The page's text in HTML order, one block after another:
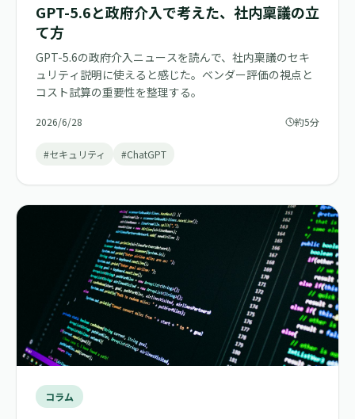
GPT-5.6と政府介入で考えた、社内稟議の立
て方
GPT-5.6の政府介入ニュースを読んで、社内稟議のセキ
ュリティ説明に使えると感じた。ベンダー評価の視点と
コスト試算の重要性を整理する。
2026/6/28 約5分
#セキュリティ #ChatGPT
コラム